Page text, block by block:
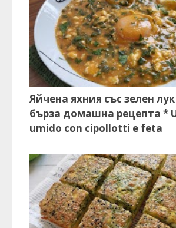
Яйчена яхния със зелен
бърза домашна рецепта *
umido con cipollotti e feta